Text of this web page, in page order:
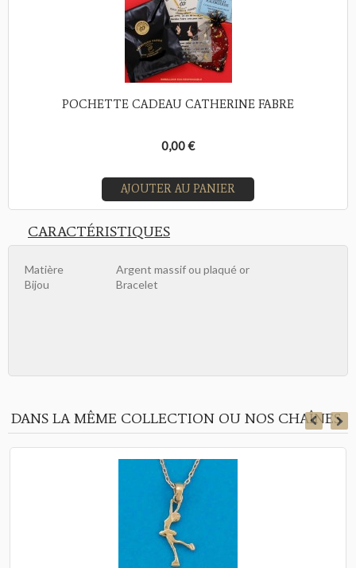
POCHETTE CADEAU CATHERINE FABRE
0,00 €
AJOUTER AU PANIER
CARACTÉRISTIQUES
Matière
Argent massif ou plaqué or
Bijou
Bracelet
DANS LA MÊME COLLECTION OU NOS CHAÎNES